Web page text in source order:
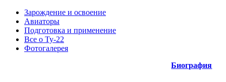
Зарождение и освоение
Авиаторы
Подготовка и применение
Все о Ту-22
Фотогалерея
Биография